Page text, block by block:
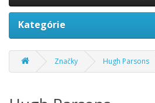
Kategórie
Značky Hugh Parsons